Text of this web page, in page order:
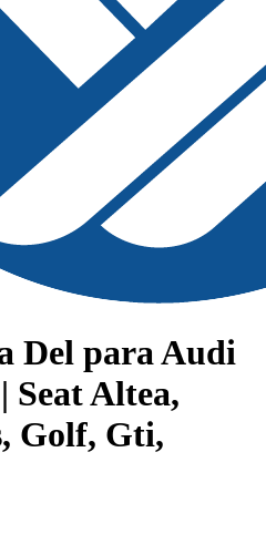
Del para Audi
Seat Altea,
Golf, Gti,